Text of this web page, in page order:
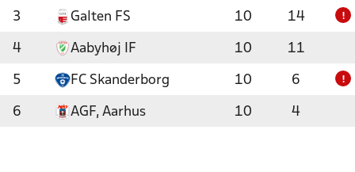
3 Galten FS 10 14 !
4 Aabyhøj IF 10 11
5 FC Skanderborg 10 6 !
6 AGF, Aarhus 10 4